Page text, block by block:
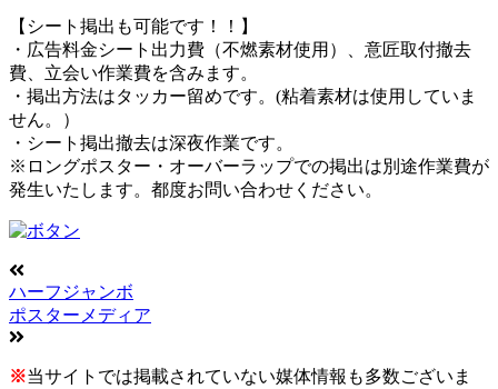
【シート掲出も可能です！！】
・広告料金シート出力費（不燃素材使用）、意匠取付撤去
費、立会い作業費を含みます。
・掲出方法はタッカー留めです。(粘着素材は使用していま
せん。）
・シート掲出撤去は深夜作業です。
※ロングポスター・オーバーラップでの掲出は別途作業費が
発生いたします。都度お問い合わせください。
ハーフジャンボ
ポスターメディア
※当サイトでは掲載されていない媒体情報も多数ございま